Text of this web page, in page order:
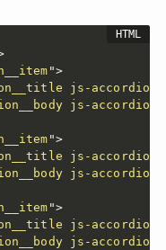
">
js-
js-
">
js-
js-
">
js-
js-